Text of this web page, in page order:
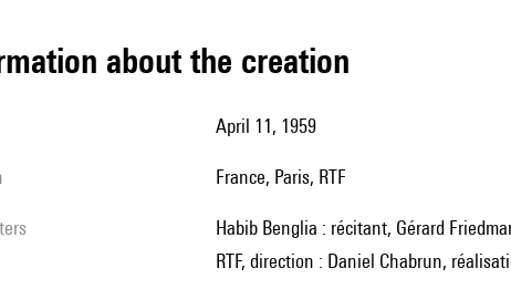
about the creation
April 11, 1959
France, Paris, RTF
Habib Benglia : récitant, Gérard Friedman : ténor, André Vessières : basse, l'Orchestre de Chambre de la
RTF, direction : Daniel Chabrun,